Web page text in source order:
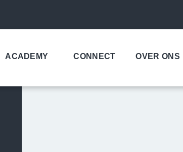
ACADEMY CONNECT OVER ONS